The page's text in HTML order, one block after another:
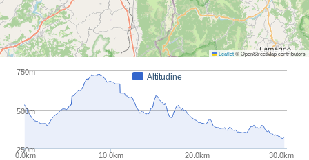
Leaflet© OpenStreetMap contributors
Altitudine
0.0km 10.0km 20.0km 30.0km
250m
500m
750m